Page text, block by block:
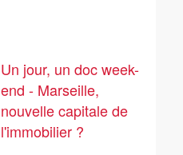
Un jour, un doc week-
end - Marseille,
nouvelle capitale de
l'immobilier ?